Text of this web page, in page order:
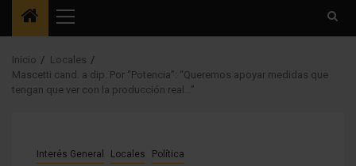
Menú
principal
Inicio
Locales
Mascetti cand. a dip. Por “Potencia”: “Queremos apoyar medidas que
tengan que ver con la producción real…”
Interés General Locales Política